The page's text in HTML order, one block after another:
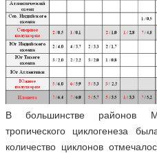
В большинстве районов
тропического циклогенеза
количество циклонов